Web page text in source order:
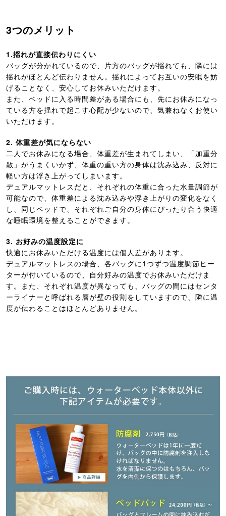
3つのメリット
1.揺れが直接伝わりにくい
バッグが分かれているので、片方のバッグが揺れても、隣には
揺れがほとんど伝わりません。揺れによってお互いの安眠を妨
げることなく、安心してお休みいただけます。
また、ベッドに入る時間差がある場合にも、先にお休みになっ
ている方を揺れで起こす心配が少ないので、気兼ねなくお使い
いただけます。
2. 体重差が気にならない
二人でお休みになる場合、体重差が生まれてしまい、「加重分
散」がうまくいかず、体重の重い方の身体は沈み込み、反対に
軽い方は浮き上がってしまいます。
デュアルマットレスだと、それぞれの体重に合った水量調節が
可能なので、体重差による沈み込みや浮き上がりの変化をなく
し、同じベッドで、それぞれご自分の身体にぴったり合う快適
な睡眠環境を整えることができます。
3. お好みの温度設定に
快適にお休みいただける温度には個人差があります。
デュアルマットレスの場合、各バッグに1つずつ温度調節ヒー
ターが付いているので、自分好みの温度でお休みいただけま
す。また、それぞれ温度が異なっても、バッグの間にはセンタ
ーライナーと呼ばれる層が壁の役割をしていますので、隣に温
度が伝わることはほとんどありません。